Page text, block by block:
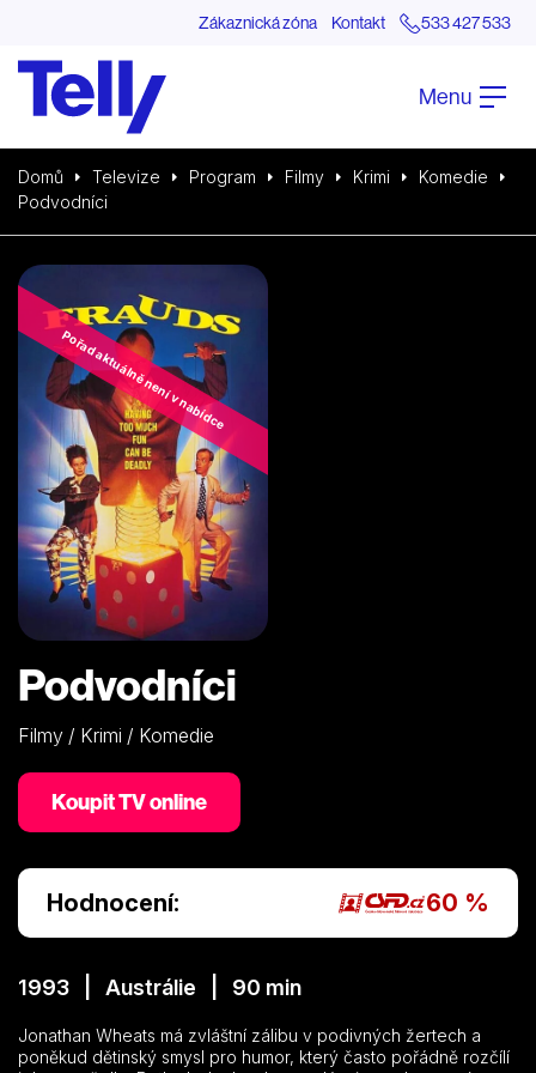
Zákaznická zóna Kontakt 533 427 533
Menu
Domů Televize Program Filmy Krimi
Komedie
Podvodníci
Pořad aktuálně není v nabídce
Podvodníci
Filmy / Krimi / Komedie
Koupit TV online
Hodnocení: 60 %
1993 | Austrálie | 90 min
Jonathan Wheats má zvláštní zálibu v podivných žertech a
poněkud dětinský smysl pro humor, který často pořádně rozčílí